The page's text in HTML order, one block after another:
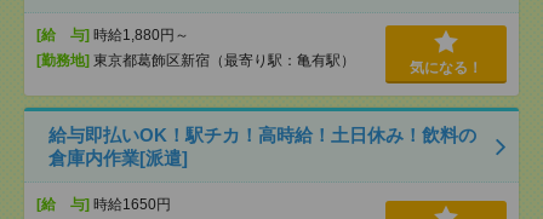
[給 与] 時給1,880円～
[勤務地] 東京都葛飾区新宿（最寄り駅：亀有駅） 気になる！
給与即払いOK！駅チカ！高時給！土日休み！飲料の
倉庫内作業[派遣]
[給 与] 時給1650円